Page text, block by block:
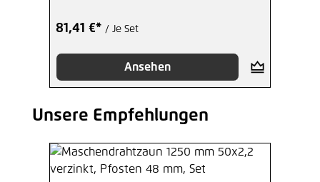
81,41 €* / Je Set
Ansehen
Produktgalerie überspringen
Unsere Empfehlungen